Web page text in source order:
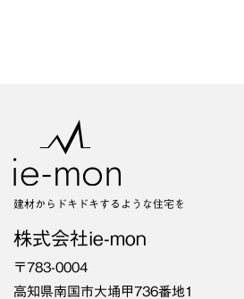
建材からドキドキするような住宅を
株式会社ie-mon
〒783-0004
高知県南国市大埇甲736番地1